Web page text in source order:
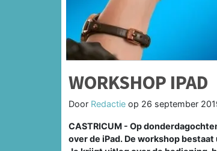
WORKSHOP IPAD
Door Redactie op 26 september
CASTRICUM - Op
over de iPad. De workshop